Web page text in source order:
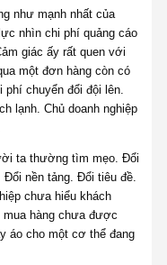
như mạnh nhất của
nhìn chi phí quảng cáo
giác ấy rất quen với
một đơn hàng còn có
chuyển đổi đội lên.
lạnh. Chủ doanh nghiệp
ta thường tìm mẹo. Đổi
nền tảng. Đổi tiêu đề.
chưa hiểu khách
mua hàng chưa được
áo cho một cơ thể đang